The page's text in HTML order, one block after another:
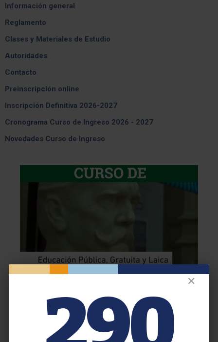
Información general
Reglamento
Clases y Materiales de Estudio
Autoridades
Contacto
Preinscripción online
Inscripción Definitiva 2026-2027
Cronograma Curso de Ingreso 2026 - 2027
Novedades Curso de Ingreso
✕